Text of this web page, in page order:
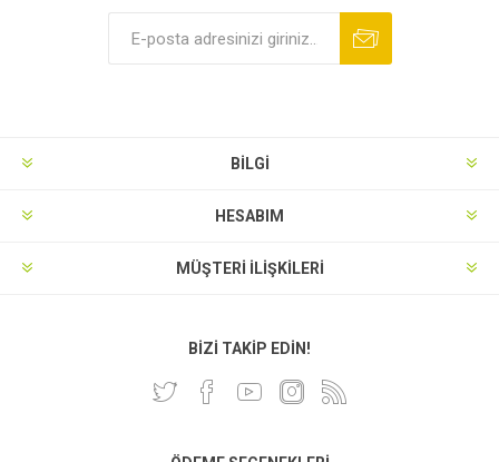
BILGI
HESABIM
MÜŞTERI İLIŞKILERI
BIZI TAKIP EDIN!